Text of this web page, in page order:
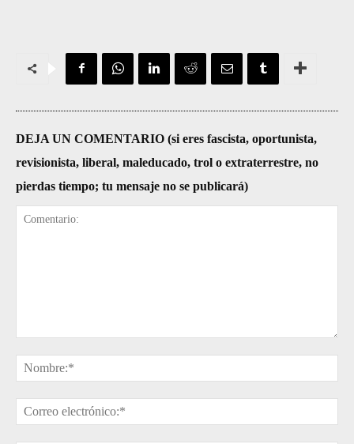
DEJA UN COMENTARIO (si eres fascista, oportunista,
revisionista, liberal, maleducado, trol o extraterrestre, no
pierdas tiempo; tu mensaje no se publicará)